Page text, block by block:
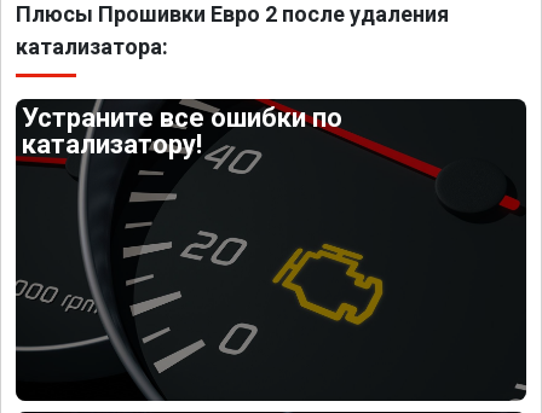
Плюсы Прошивки Евро 2 после удаления
катализатора:
Устраните все ошибки по
катализатору!